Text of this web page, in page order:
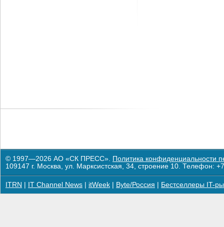
© 1997—2026 АО «СК ПРЕСС». Политика конфиденциальности
109147 г. Москва, ул. Марксистская, 34, строение 10. Телефон:
ITRN IT Channel News itWeek Byte/Россия Бестселлеры IT-